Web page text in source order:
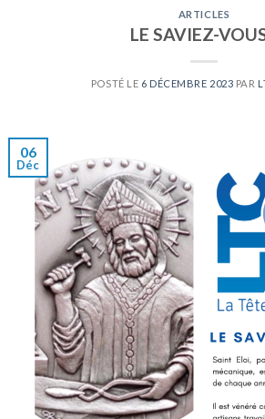
ARTICLES
LE SAVIEZ-
POSTÉ LE 6 DÉCEMBRE 2023 PAR
06
Déc